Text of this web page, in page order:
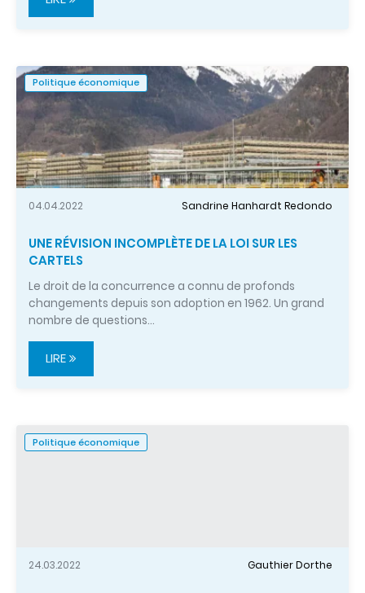
Politique économique
04.04.2022 Sandrine Hanhardt Redondo
UNE RÉVISION INCOMPLÈTE DE LA LOI SUR LES
CARTELS
Le droit de la concurrence a connu de profonds
changements depuis son adoption en 1962. Un grand
nombre de questions…
LIRE
Politique économique
24.03.2022 Gauthier Dorthe